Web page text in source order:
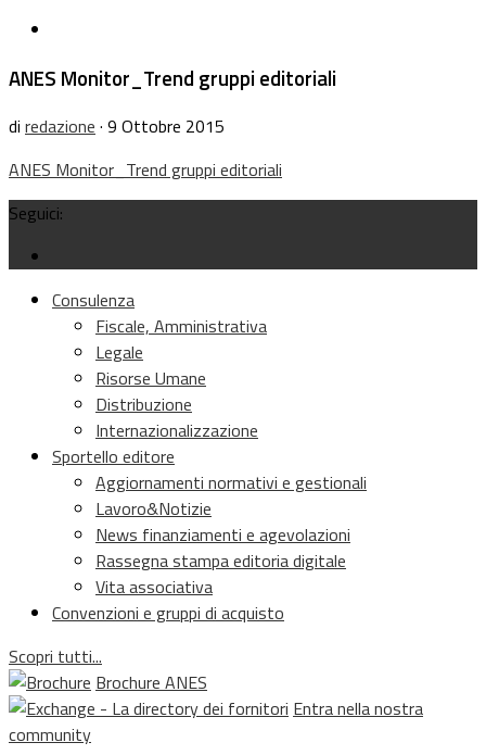
ANES Monitor_Trend gruppi editoriali
di redazione · 9 Ottobre 2015
ANES Monitor_Trend gruppi editoriali
Seguici:
Consulenza
Fiscale, Amministrativa
Legale
Risorse Umane
Distribuzione
Internazionalizzazione
Sportello editore
Aggiornamenti normativi e gestionali
Lavoro&Notizie
News finanziamenti e agevolazioni
Rassegna stampa editoria digitale
Vita associativa
Convenzioni e gruppi di acquisto
Scopri tutti...
Brochure ANES
Entra nella nostra
community